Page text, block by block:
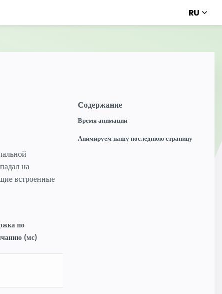
RU
Содержание
Время анимации
Анимируем нашу последнюю страницу
на
встроенные
по
(мс)